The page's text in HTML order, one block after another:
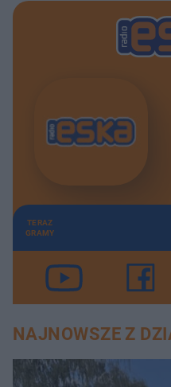
TERAZ
GRAMY
NAJNOWSZE Z